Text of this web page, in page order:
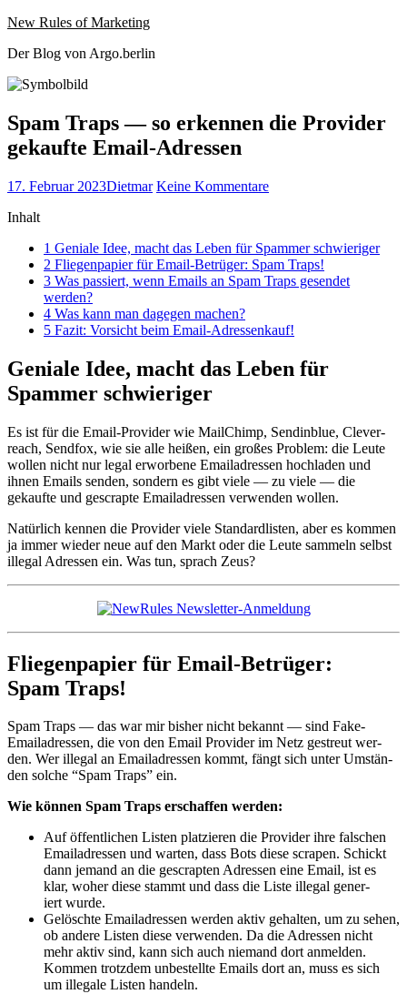
Website
geladen
Zum
springen
New Rules of Marketing
Der Blog von Argo.berlin
Spam Traps — so erkennen die Provider
gekaufte Email-Adressen
Veröffentlicht
17. Februar 2023Autor
Dietmar Keine Kommentarezu
so
erkennen
die
Email-
Inhalt
1 Geniale Idee, macht das Leben für Spam­mer schwieriger
2 Fliegen­pa­pi­er für Email-Betrüger: Spam Traps!
3 Was passiert, wenn Emails an Spam Traps gesendet
werden?
4 Was kann man dage­gen machen?
5 Faz­it: Vor­sicht beim Email-Adressenkauf!
Geniale Idee, macht das Leben für
Spammer schwieriger
Es ist für die Email-Provider wie MailChimp, Send­in­blue, Clev­er­
reach, Send­fox, wie sie alle heißen, ein großes Prob­lem: die Leute
wollen nicht nur legal erwor­bene Emailadressen hochladen und
ihnen Emails senden, son­dern es gibt viele — zu viele — die
gekaufte und gescrapte Emailadressen ver­wen­den wollen.
Natür­lich ken­nen die Provider viele Stan­dard­lis­ten, aber es kom­men
ja immer wieder neue auf den Markt oder die Leute sam­meln selb­st
ille­gal Adressen ein. Was tun, sprach Zeus?
Fliegenpapier für Email-Betrüger:
Spam Traps!
Spam Traps — das war mir bish­er nicht bekan­nt — sind Fake-
Emailadressen, die von den Email Provider im Netz gestreut wer­
den. Wer ille­gal an Emailadressen kommt, fängt sich unter Umstän­
den solche “Spam Traps” ein.
Wie kön­nen Spam Traps erschaf­fen werden:
Auf öffentlichen Lis­ten platzieren die Provider ihre falschen
Emailadressen und warten, dass Bots diese scrapen. Schickt
dann jemand an die gescrapten Adressen eine Email, ist es
klar, woher diese stammt und dass die Liste ille­gal gener­
iert wurde.
Gelöschte Emailadressen wer­den aktiv gehal­ten, um zu sehen,
ob andere Lis­ten diese ver­wen­den. Da die Adressen nicht
mehr aktiv sind, kann sich auch nie­mand dort anmelden.
Kom­men trotz­dem unbestellte Emails dort an, muss es sich
um ille­gale Lis­ten handeln.